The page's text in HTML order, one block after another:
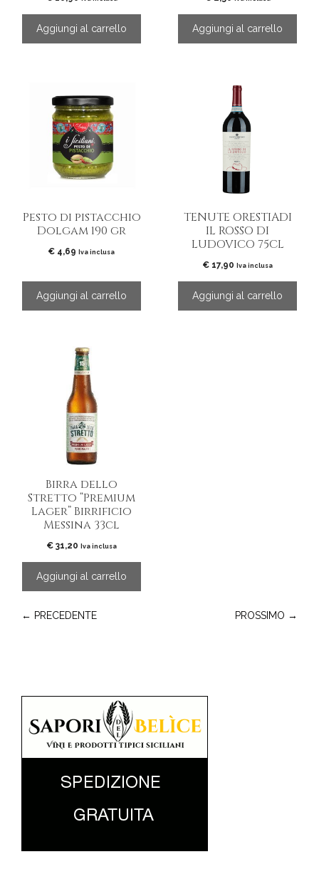
Aggiungi al carrello Aggiungi al carrello
Pesto di pistacchio
Dolgam 190 gr
€ 4,69 Iva inclusa
Aggiungi al carrello
TENUTE ORESTIADI
IL ROSSO DI
LUDOVICO 75CL
€17,90 Iva inclusa
Aggiungi al carrello
Birra dello
Stretto “Premium
Lager” Birrificio
Messina 33cl
€31,20 Iva inclusa
Aggiungi al carrello
← PRECEDENTE PROSSIMO →